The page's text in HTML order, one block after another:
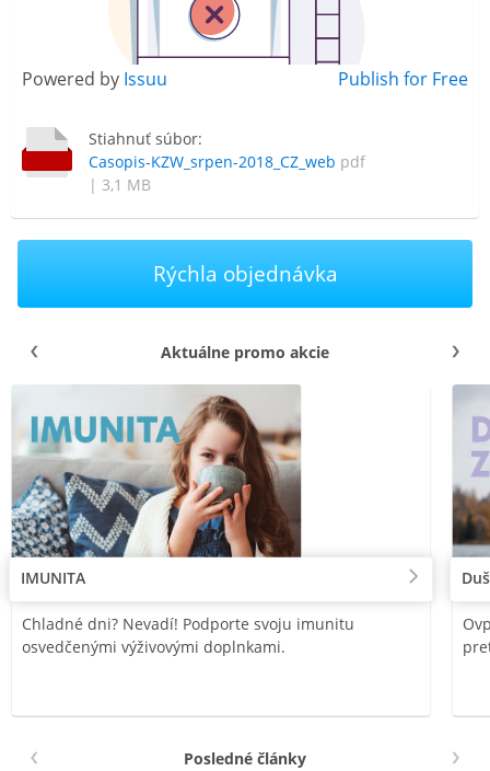
Powered by Issuu Publish for Free
Stiahnuť súbor:
Casopis-KZW_srpen-2018_CZ_web pdf
| 3,1 MB
Rýchla objednávka
Aktuálne promo akcie
IMUNITA
Chladné dni? Nevadí! Podporte svoju imunitu
osvedčenými výživovými doplnkami.
Posledné články